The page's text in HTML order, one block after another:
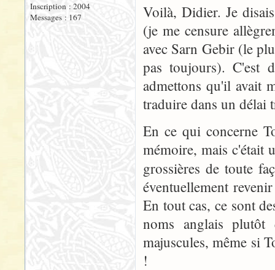
Inscription : 2004
Messages : 167
Voilà, Didier. Je
(je me censure
avec Sarn Gebir (le
pas toujours). C'est
admettons qu'il avait
traduire dans un délai
En ce qui concerne
mémoire, mais c'était
grossières de toute
éventuellement
En tout cas, ce sont
noms anglais
majuscules, même si
!